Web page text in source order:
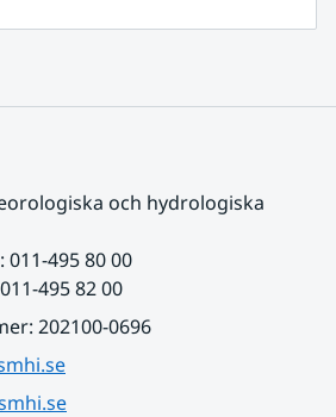
och hydrologiska
011-495 80 00
495 82 00
202100-0696